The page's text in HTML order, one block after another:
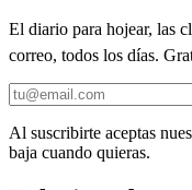
El diario para hojear, las
correo, todos los días.
Al suscribirte aceptas
baja cuando quieras.